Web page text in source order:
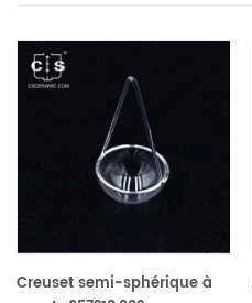
Creuset semi-sphérique à